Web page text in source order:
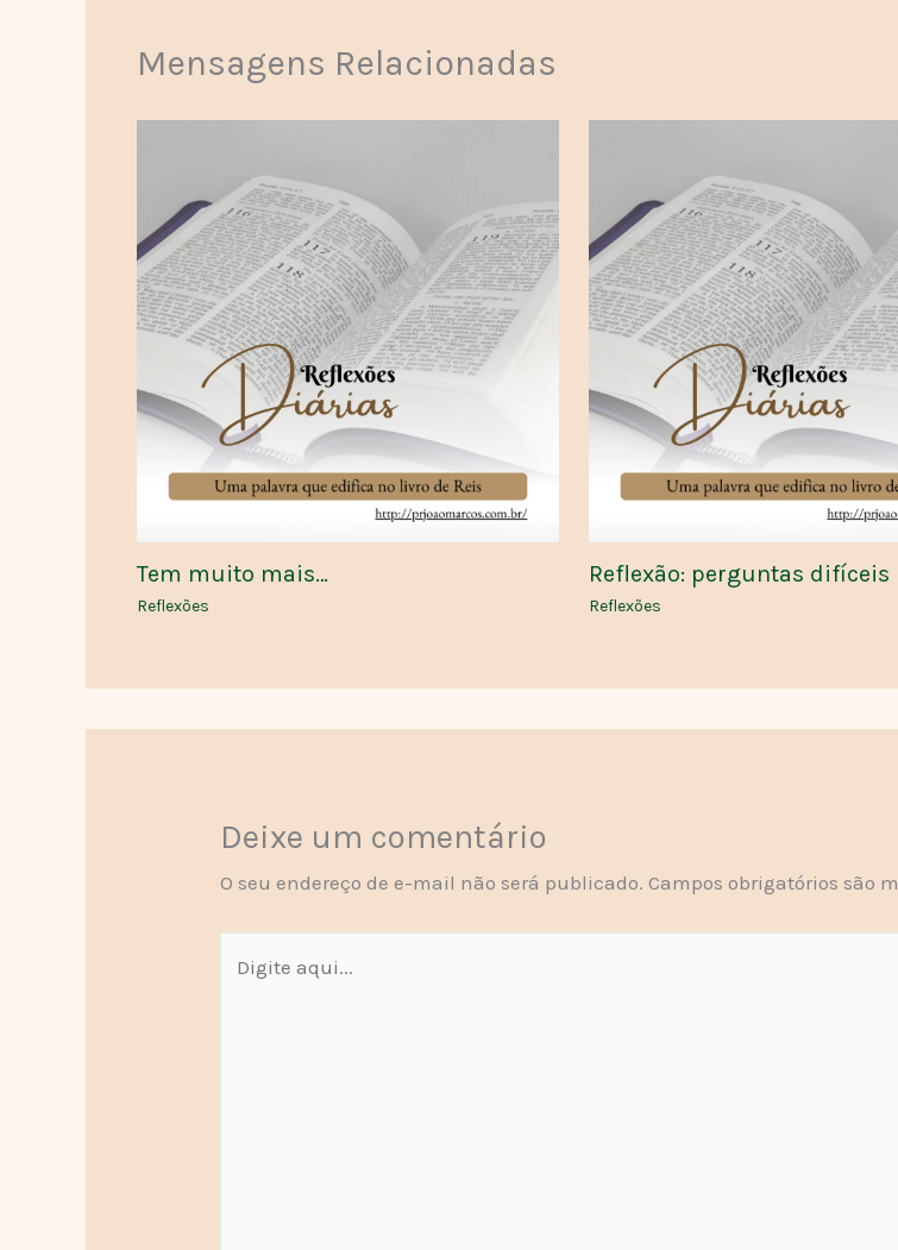
Mensagens Relacionadas
Tem muito mais…
Reflexões
Reflexão: perguntas difíceis
Reflexões
Deixe um comentário
O seu endereço de e-mail não será publicado. Campos obrigatórios são
aqui...